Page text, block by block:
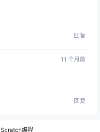
回复
11 个月前
回复
Scratch编程